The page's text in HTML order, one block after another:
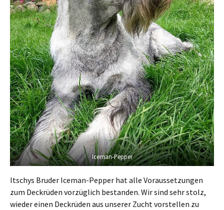
Iceman-Pepper
Itschys Bruder Iceman-Pepper hat alle Voraussetzungen
zum Deckrüden vorzüglich bestanden. Wir sind sehr stolz,
wieder einen Deckrüden aus unserer Zucht vorstellen zu